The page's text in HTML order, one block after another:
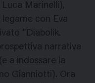
Marinelli),
con Eva
“Diabolik.
narrativa
a indossare la
Gianniotti). Ora